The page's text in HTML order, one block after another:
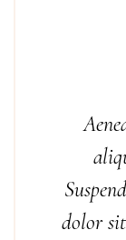
dolor